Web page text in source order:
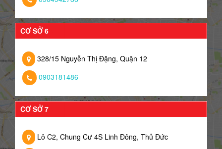
CƠ SỞ 6
328/15 Nguyễn Thị Đặng, Quận 12
0903181486
CƠ SỞ 7
Lô C2, Chung Cư 4S Linh Đông, Thủ Đức